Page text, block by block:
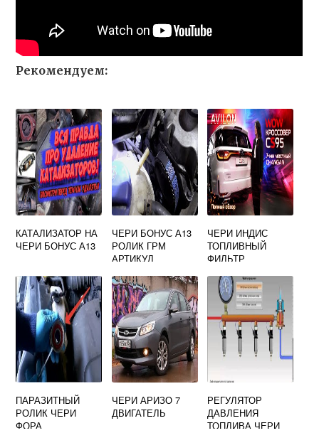
Рекомендуем:
КАТАЛИЗАТОР НА
ЧЕРИ БОНУС А13
ЧЕРИ БОНУС А13
РОЛИК ГРМ
АРТИКУЛ
ЧЕРИ ИНДИС
ТОПЛИВНЫЙ
ФИЛЬТР
ПАРАЗИТНЫЙ
РОЛИК ЧЕРИ
ФОРА
ЧЕРИ АРИЗО 7
ДВИГАТЕЛЬ
РЕГУЛЯТОР
ДАВЛЕНИЯ
ТОПЛИВА ЧЕРИ